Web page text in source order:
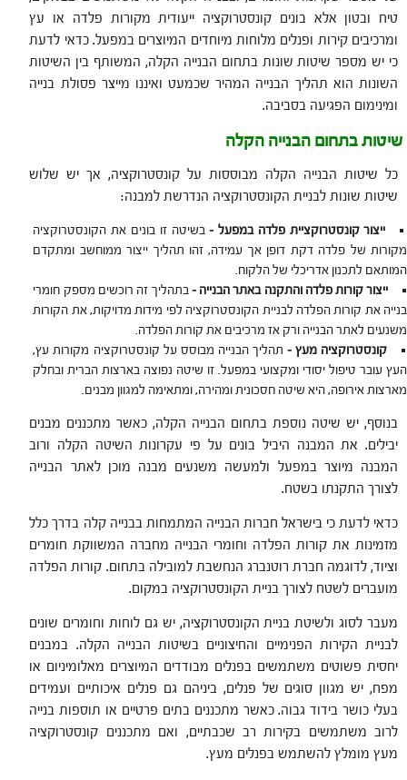
טיח ובטון אלא בונים קונסטרוקציה ייעודית מקורות פלדה או עץ
ומרכיבים קירות ופנלים מלוחות מיוחדים המיוצרים במפעל. כדאי לדעת
כי יש מספר שיטות שונות בתחום הבנייה הקלה, המשותף בין השיטות
השונות הוא תהליך הבנייה המהיר שכמעט ואיננו מייצר פסולת בנייה
ומינימום הפגיעה בסביבה.
שיטות בתחום הבנייה הקלה
כל שיטות הבנייה הקלה מבוססות על קונסטרוקציה, אך יש שלוש
שיטות שונות לבניית הקונסטרוקציה הנדרשת למבנה:
ייצור קונסטרוקציית פלדה במפעל –בשיטה זו בונים את הקונסטרוקציה
מקורות של פלדה דקת דופן אך עמידה, זהו תהליך ייצור ממוחשב ומתקדם
המותאם לתכנון אדריכלי של הלקוח.
ייצור קורות פלדה והתקנה באתר הבנייה –בתהליך זה רוכשים מספק חומרי
בנייה את קורות הפלדה לבניית הקונסטרוקציה לפי מידות מדויקות, את הקורות
משנעים לאתר הבנייה ורק אז מרכיבים את קורות הפלדה.
קונסטרוקציה מעץ – תהליך הבנייה מבוסס על קונסטרוקציה מקורות עץ,
העץ עובר טיפול יסודי ומקצועי במפעל. זו שיטה נפוצה בארצות הברית ובחלק
מארצות אירופה, היא שיטה חסכונית ומהירה, ומתאימה למגוון מבנים.
בנוסף, יש שיטה נוספת בתחום הבנייה הקלה, כאשר מתכננים מבנים
יבילים. את המבנה היביל בונים על פי עקרונות השיטה הקלה ורוב
המבנה מיוצר במפעל ולמעשה משנעים מבנה מוכן לאתר הבנייה
לצורך התקנתו בשטח.
כדאי לדעת כי בישראל חברות הבנייה המתמחות בבנייה קלה בדרך כלל
מזמינות את קורות הפלדה וחומרי הבנייה מחברה המשווקת חומרים
וציוד, לדוגמה חברת רוטנברג הנחשבת למובילה בתחום. קורות הפלדה
מועברים לשטח לצורך בניית הקונסטרוקציה במקום.
מעבר לסוג ולשיטת בניית הקונסטרוקציה, יש גם לוחות וחומרים שונים
לבניית הקירות הפנימיים והחיצוניים בשיטות הבנייה הקלה. במבנים
יחסית פשוטים משתמשים בפנלים מבודדים המיוצרים מאלומיניום או
מפח, יש מגוון סוגים של פנלים, ביניהם גם פנלים איכותיים ועמידים
בעלי כושר בידוד גבוה. כאשר מתכננים בתים פרטיים או תוספות בנייה
לרוב משתמשים בקירות רב שכבתיים, ואם מתכננים קונסטרוקציה
מעץ מומלץ להשתמש בפנלים מעץ.